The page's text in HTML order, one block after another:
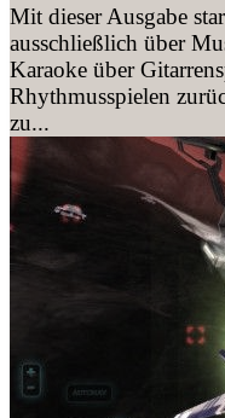
Mit dieser Ausgabe
ausschließlich über
Karaoke über
Rhythmusspielen
zu...